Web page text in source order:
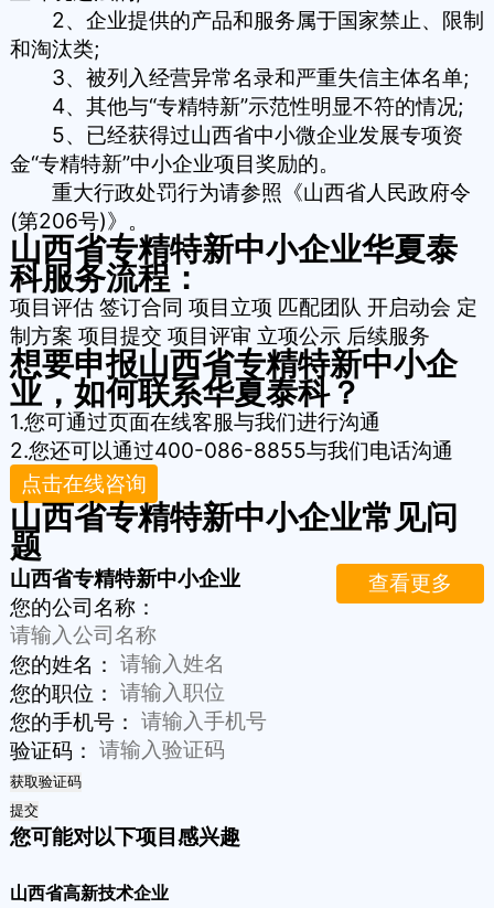
2、企业提供的产品和服务属于国家禁止、限制
和淘汰类;
3、被列入经营异常名录和严重失信主体名单;
4、其他与“专精特新”示范性明显不符的情况;
5、已经获得过山西省中小微企业发展专项资
金“专精特新”中小企业项目奖励的。
重大行政处罚行为请参照《山西省人民政府令
(第206号)》。
山西省专精特新中小企业华夏泰
科服务流程：
项目评估 签订合同 项目立项 匹配团队 开启动会 定
制方案 项目提交 项目评审 立项公示 后续服务
想要申报山西省专精特新中小企
业，如何联系华夏泰科？
1.您可通过页面在线客服与我们进行沟通
2.您还可以通过400-086-8855与我们电话沟通
点击在线咨询
山西省专精特新中小企业常见问
题
查看更多
山西省专精特新中小企业
您的公司名称：
您的姓名：
您的职位：
您的手机号：
验证码：
获取验证码
提交
您可能对以下项目感兴趣
山西省高新技术企业